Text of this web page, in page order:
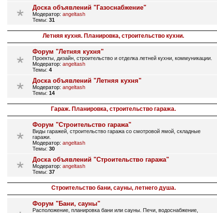
Доска объявлений "Газоснабжение"
Модератор: angeltash
Темы: 31
Летняя кухня. Планировка, строительство кухни.
Форум "Летняя кухня"
Проекты, дизайн, строительство и отделка летней кухни, коммуникации.
Модератор: angeltash
Темы: 4
Доска объявлений "Летняя кухня"
Модератор: angeltash
Темы: 14
Гараж. Планировка, строительство гаража.
Форум "Строительство гаража"
Виды гаражей, строительство гаража со смотровой ямой, складные
гаражи.
Модератор: angeltash
Темы: 30
Доска объявлений "Строительство гаража"
Модератор: angeltash
Темы: 37
Строительство бани, сауны, летнего душа.
Форум "Бани, сауны"
Расположение, планировка бани или сауны. Печи, водоснабжение,